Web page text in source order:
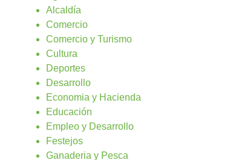
Alcaldía
Comercio
Comercio y Turismo
Cultura
Deportes
Desarrollo
Economia y Hacienda
Educación
Empleo y Desarrollo
Festejos
Ganaderia y Pesca